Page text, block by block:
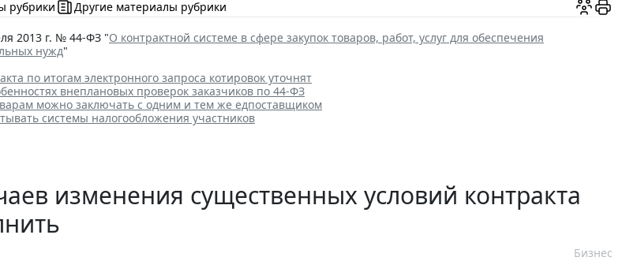
рубрики
Другие материалы рубрики
2013 г. № 44-ФЗ "О контрактной системе в сфере закупок товаров, работ, услуг для обеспечения
нужд"
по итогам электронного запроса котировок уточнят
внеплановых проверок заказчиков по 44-ФЗ
можно заключать с одним и тем же едпоставщиком
системы налогообложения участников
изменения существенных условий контракта
Бизнес